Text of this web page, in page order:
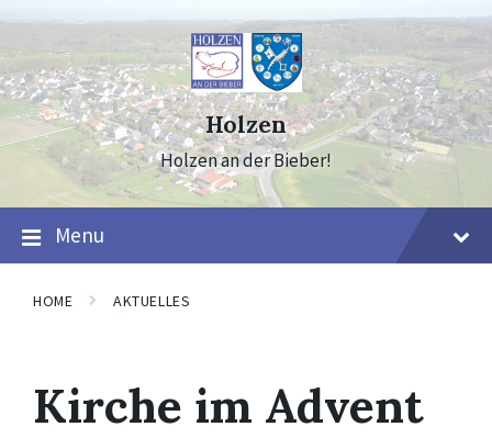
to
content
to
navigation
to
footer
Holzen
Holzen an der Bieber!
Menu
HOME AKTUELLES
Kirche im Advent